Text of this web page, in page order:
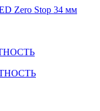
Zero Stop 34 мм